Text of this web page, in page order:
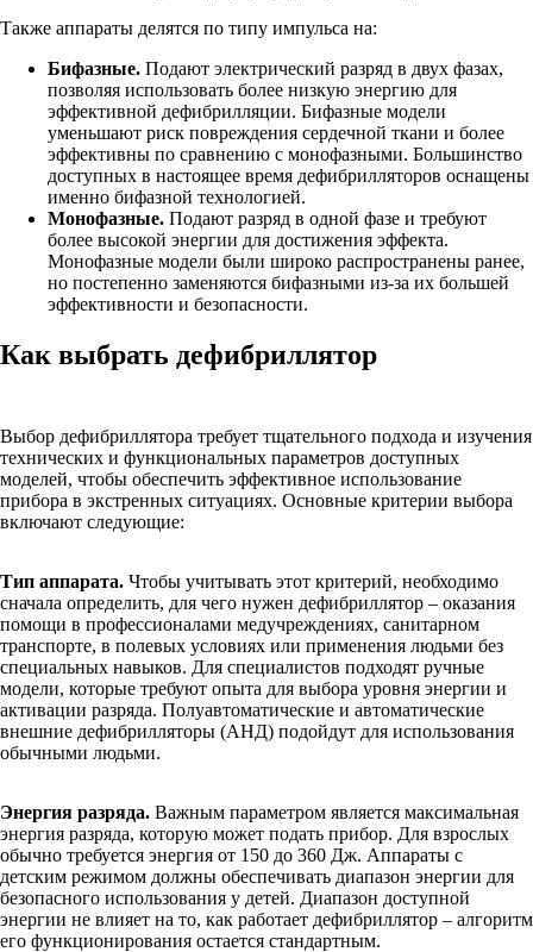
Также аппараты делятся по типу импульса на:
Бифазные. Подают электрический разряд в двух фазах,
позволяя использовать более низкую энергию для
эффективной дефибрилляции. Бифазные модели
уменьшают риск повреждения сердечной ткани и более
эффективны по сравнению с монофазными. Большинство
доступных в настоящее время дефибрилляторов оснащены
именно бифазной технологией.
Монофазные. Подают разряд в одной фазе и требуют
более высокой энергии для достижения эффекта.
Монофазные модели были широко распространены ранее,
но постепенно заменяются бифазными из-за их большей
эффективности и безопасности.
Как выбрать дефибриллятор
Выбор дефибриллятора требует тщательного подхода и изучения
технических и функциональных параметров доступных
моделей, чтобы обеспечить эффективное использование
прибора в экстренных ситуациях. Основные критерии выбора
включают следующие:
Тип аппарата. Чтобы учитывать этот критерий, необходимо
сначала определить, для чего нужен дефибриллятор – оказания
помощи в профессионалами медучреждениях, санитарном
транспорте, в полевых условиях или применения людьми без
специальных навыков. Для специалистов подходят ручные
модели, которые требуют опыта для выбора уровня энергии и
активации разряда. Полуавтоматические и автоматические
внешние дефибрилляторы (АНД) подойдут для использования
обычными людьми.
Энергия разряда. Важным параметром является максимальная
энергия разряда, которую может подать прибор. Для взрослых
обычно требуется энергия от 150 до 360 Дж. Аппараты с
детским режимом должны обеспечивать диапазон энергии для
безопасного использования у детей. Диапазон доступной
энергии не влияет на то, как работает дефибриллятор – алгоритм
его функционирования остается стандартным.